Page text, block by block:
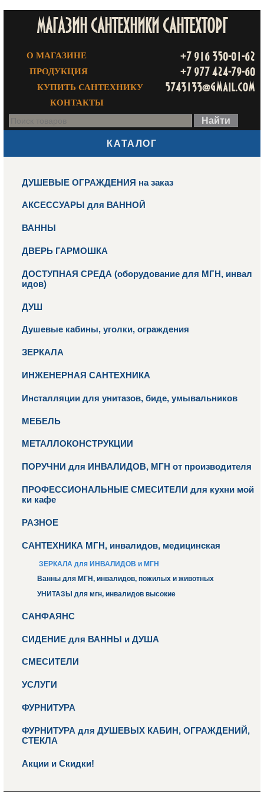
МАГАЗИН САНТЕХНИКИ САНТЕХТОРГ
О МАГАЗИНЕ
ПРОДУКЦИЯ
КУПИТЬ САНТЕХНИКУ
КОНТАКТЫ
+7 916 350-01-62
+7 977 424-79-60
5743133@gmail.com
КАТАЛОГ
ДУШЕВЫЕ ОГРАЖДЕНИЯ на заказ
АКСЕССУАРЫ для ВАННОЙ
ВАННЫ
ДВЕРЬ ГАРМОШКА
ДОСТУПНАЯ СРЕДА (оборудование для МГН, инвал
идов)
ДУШ
Душевые кабины, уголки, ограждения
ЗЕРКАЛА
ИНЖЕНЕРНАЯ САНТЕХНИКА
Инсталляции для унитазов, биде, умывальников
МЕБЕЛЬ
МЕТАЛЛОКОНСТРУКЦИИ
ПОРУЧНИ для ИНВАЛИДОВ, МГН от производителя
ПРОФЕССИОНАЛЬНЫЕ СМЕСИТЕЛИ для кухни мой
ки кафе
РАЗНОЕ
САНТЕХНИКА МГН, инвалидов, медицинская
ЗЕРКАЛА для ИНВАЛИДОВ и МГН
Ванны для МГН, инвалидов, пожилых и животных
УНИТАЗЫ для мгн, инвалидов высокие
САНФАЯНС
СИДЕНИЕ для ВАННЫ и ДУША
СМЕСИТЕЛИ
УСЛУГИ
ФУРНИТУРА
ФУРНИТУРА для ДУШЕВЫХ КАБИН, ОГРАЖДЕНИЙ,
СТЕКЛА
Акции и Скидки!